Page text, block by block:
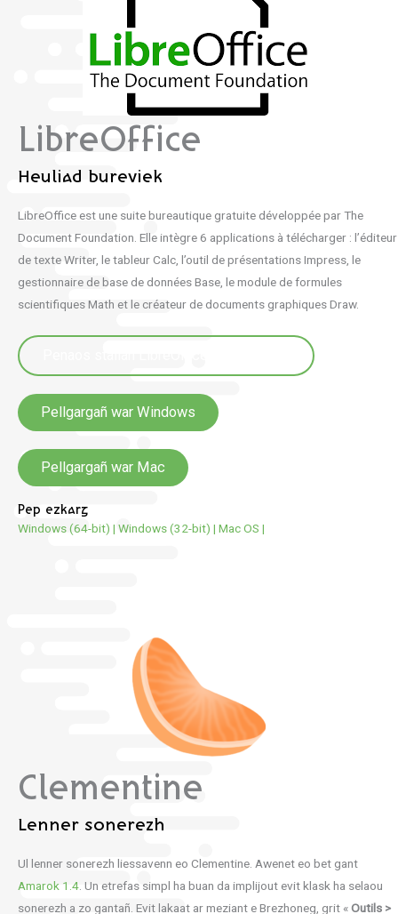
LibreOffice
Heuliad bureviek
LibreOffice est une suite bureautique gratuite développée par The
Document Foundation. Elle intègre 6 applications à télécharger : l’éditeur
de texte Writer, le tableur Calc, l’outil de présentations Impress, le
gestionnaire de base de données Base, le module de formules
scientifiques Math et le créateur de documents graphiques Draw.
Pellgargañ war Windows
Pellgargañ war Mac
Pep ezkarg
Windows (64-bit) | Windows (32-bit) | Mac OS |
Clementine
Lenner sonerezh
Ul lenner sonerezh liessavenn eo Clementine. Awenet eo bet gant
Amarok 1.4 . Un etrefas simpl ha buan da implijout evit klask ha selaou
sonerezh a zo gantañ. Evit lakaat ar meziant e Brezhoneg, grit «Outils >